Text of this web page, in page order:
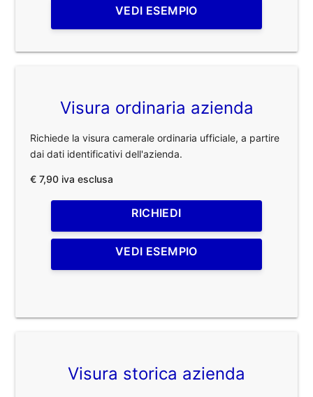
VEDI ESEMPIO
Visura ordinaria azienda
Richiede la visura camerale ordinaria ufficiale, a partire
dai dati identificativi dell'azienda.
€ 7,90 iva esclusa
RICHIEDI
VEDI ESEMPIO
Visura storica azienda